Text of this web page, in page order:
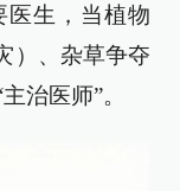
医生，当植物
）、杂草争夺
治医师”。